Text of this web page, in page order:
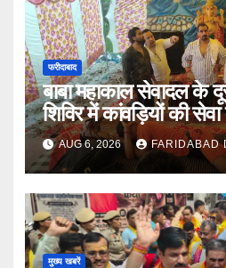
फरीदाबाद
बाबा महाकाल सेवादल के
शिविर में कांवड़ियों की
AUG 6, 2026 FARIDABAD
मुख्य खबरें